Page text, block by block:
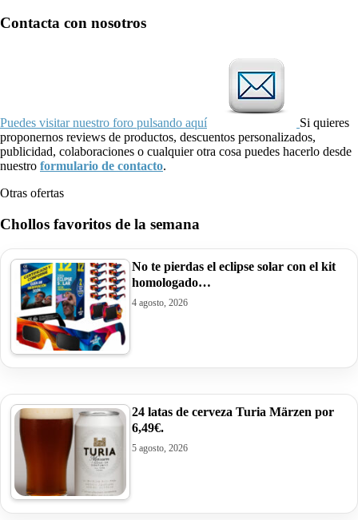
Contacta con nosotros
Puedes visitar nuestro foro pulsando aquí
Si quieres
proponernos reviews de productos, descuentos personalizados,
publicidad, colaboraciones o cualquier otra cosa puedes hacerlo desde
nuestro formulario de contacto.
Otras ofertas
Chollos favoritos de la semana
No te pierdas el eclipse solar con el kit
homologado…
4 agosto, 2026
24 latas de cerveza Turia Märzen por
6,49€.
5 agosto, 2026